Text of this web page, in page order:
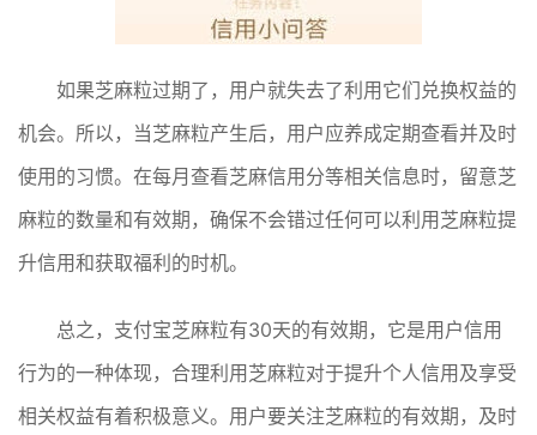
如果芝麻粒过期了，用户就失去了利用它们兑换权益的
机会。所以，当芝麻粒产生后，用户应养成定期查看并及时
使用的习惯。在每月查看芝麻信用分等相关信息时，留意芝
麻粒的数量和有效期，确保不会错过任何可以利用芝麻粒提
升信用和获取福利的时机。
总之，支付宝芝麻粒有30天的有效期，它是用户信用
行为的一种体现，合理利用芝麻粒对于提升个人信用及享受
相关权益有着积极意义。用户要关注芝麻粒的有效期，及时